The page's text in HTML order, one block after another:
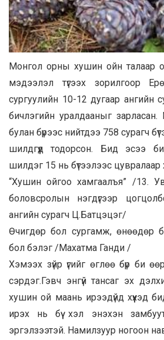
Монгол орны хушин ойн талаар
мэдээлэл түгээх зорилгоор
сургуулийн 10-12 дугаар ангийн
бичлэгийн уралдааныг
булан бүрээс нийтдээ 758 сурагч
шилдгүүд тодорсон. Бид эсээ
шилдэг 15 нь бүтээлээс цувралаар
“Хушин ойгоо хамгаалъя” /13.
боловсролын нэгдүгээр
ангийн сурагч Ц.Батцэцэг/
Өчигдөр бол сургамж, өнөөдөр
бол бэлэг /Махатма Ганди /
Хэмээх зүйр үгийг өглөө бүр би
сэрдэг.Гэвч энгүй тансаг эх
хушин ой маань ирээдүйд хүүхэд
ирэх нь бүү хэл энэхэн
эргэлзээтэй. Намилзуур ногоон